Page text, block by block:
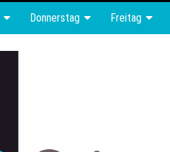
Donnerstag Freitag